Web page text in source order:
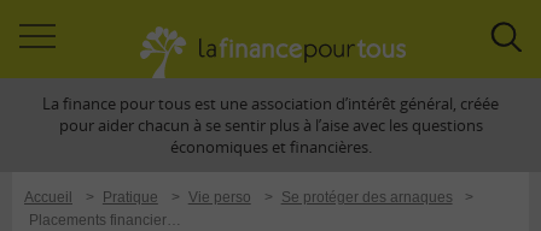
àLa finance pour tous est une association d’intérêt général, créée
pour aider chacun à se sentir plus à l’aise avec les questions
économiques et financières.
Accueil > Pratique > Vie perso > Se protéger des arnaques
>
Placements financiers : les démarches commerciales agressives